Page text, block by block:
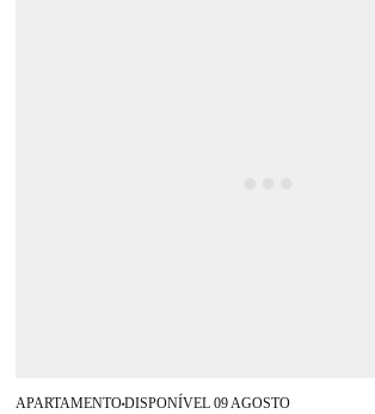
APARTAMENTO■DISPONÍVEL 09 AGOSTO